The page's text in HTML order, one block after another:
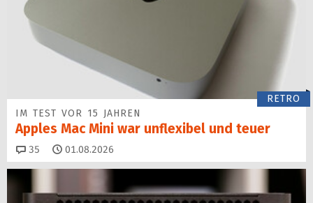
RETRO
IM TEST VOR 15 JAHREN
Apples Mac Mini war unflexibel und teuer
35 Kommentare
01.08.2026